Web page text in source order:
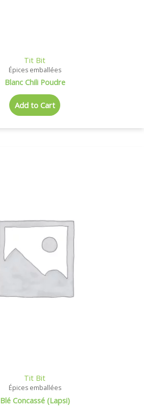
Tit Bit
Épices emballées
Blanc Chili Poudre
Add to Cart
Tit Bit
Épices emballées
Blé Concassé (Lapsi)